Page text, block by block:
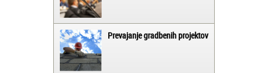
Prevajanje gradbenih projektov